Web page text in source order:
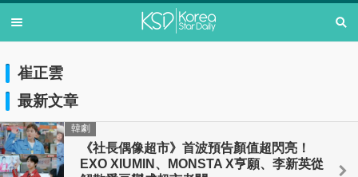
崔正雲
最新文章
《社長偶像超市》首波預告顏值超閃亮！
EXO XIUMIN、MONSTA X亨願、李新英從
韓劇